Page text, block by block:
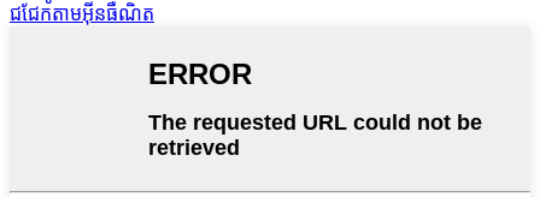
ជជែកតាមអ៊ីនធឺណិត